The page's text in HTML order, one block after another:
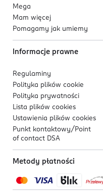
Mega
Mam więcej
Pomagamy jak umiemy
Informacje prawne
Regulaminy
Polityka plików cookie
Polityka prywatności
Lista plików cookies
Ustawienia plików cookies
Punkt kontaktowy/ Point
of contact DSA
Metody płatności